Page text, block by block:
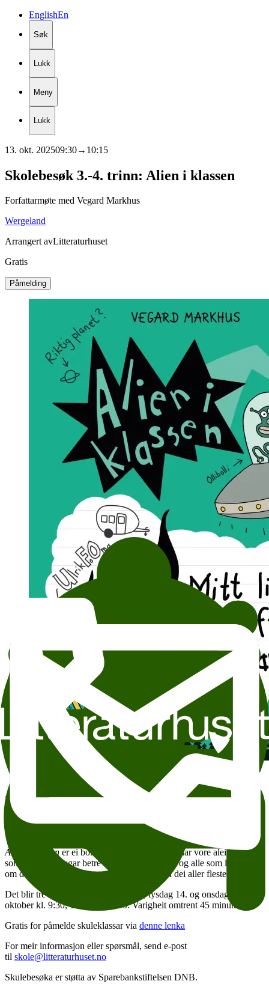
EnglishEn
Søk
Lukk
Meny
Lukk
13. okt. 202509:30→ 10:15
Skolebesøk 3.-4. trinn: Alien i klassen
Forfattarmøte med Vegard Markhus
Wergeland
Arrangert avLitteraturhuset
Gratis
Påmelding
Omslag: Vegard Markhus, Foto: Øyvind Sundfør
Møt forfattar og illustratørVegard Markhus . I bokaAlien i
klassen
sikksakklys over himmelen. Neste dag begynner ei jente med
uvanlege talent i klassen. Kven er ho?
Alien i klassener ei bok for alle som ein gong har vore aleine, alle
som liker teikningar betre enn vanskelege ord og alle som lurer på
om det finst liv i verdsrommet. Og det er vel dei aller fleste ...
Det blir tre forfattarmøte måndag 13., tysdag 14. og onsdag 15.
oktober kl. 9:30, 10:45 og 12:00. Varigheit omtrent 45 minutter.
Gratis for påmelde skuleklassar via denne lenka
For meir informasjon eller spørsmål, send e-post
til skole@litteraturhuset.no
Skulebesøka er støtta av Sparebankstiftelsen DNB.